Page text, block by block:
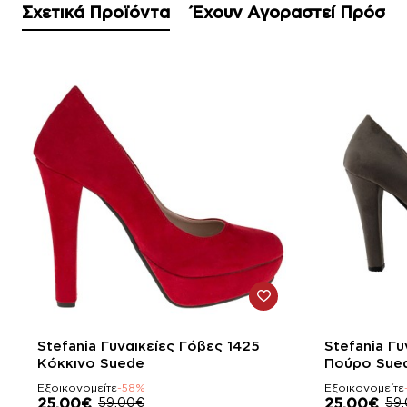
Σχετικά Προϊόντα Έχουν Αγοραστεί
-58%
Stefania Γυναικείες Γόβες 1425
Κόκκινο Suede
Εξοικονομείτε-58%
25,00€ 59,00€
-58%
Stefania
Πούρο
Εξοικονομείτε
25,00€